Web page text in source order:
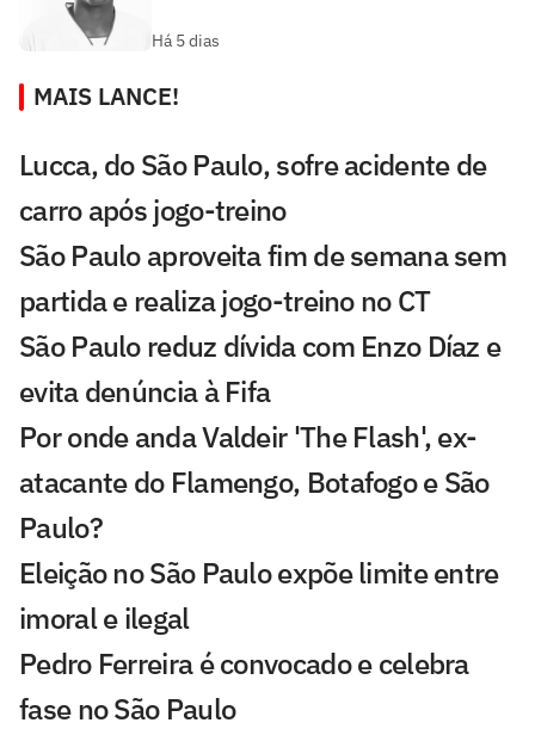
Há 5 dias
MAIS LANCE!
Lucca, do São Paulo, sofre acidente de
carro após jogo-treino
São Paulo aproveita fim de semana sem
partida e realiza jogo-treino no CT
São Paulo reduz dívida com Enzo Díaz e
evita denúncia à Fifa
Por onde anda Valdeir 'The Flash', ex-
atacante do Flamengo, Botafogo e São
Paulo?
Eleição no São Paulo expõe limite entre
imoral e ilegal
Pedro Ferreira é convocado e celebra
fase no São Paulo